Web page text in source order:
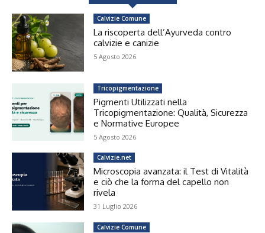
Calvizie Comune
La riscoperta dell’Ayurveda contro
calvizie e canizie
5 Agosto 2026
Tricopigmentazione
Pigmenti Utilizzati nella
Tricopigmentazione: Qualità, Sicurezza
e Normative Europee
5 Agosto 2026
Calvizie.net
Microscopia avanzata: il Test di Vitalità
e ciò che la forma del capello non
rivela
31 Luglio 2026
Calvizie Comune